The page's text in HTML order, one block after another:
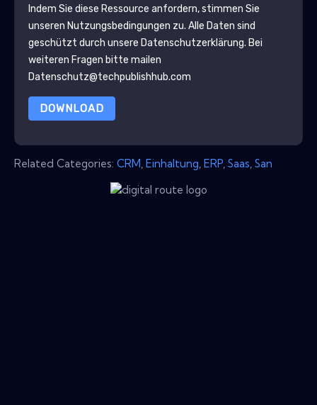
Indem Sie diese Ressource anfordern, stimmen Sie
unseren Nutzungsbedingungen zu. Alle Daten sind
geschützt durch unsere Datenschutzerklärung. Bei
weiteren Fragen bitte mailen
Datenschutz@techpublishhub.com
DOWNLOAD
Related Categories: CRM Einhaltung ERP Saas San